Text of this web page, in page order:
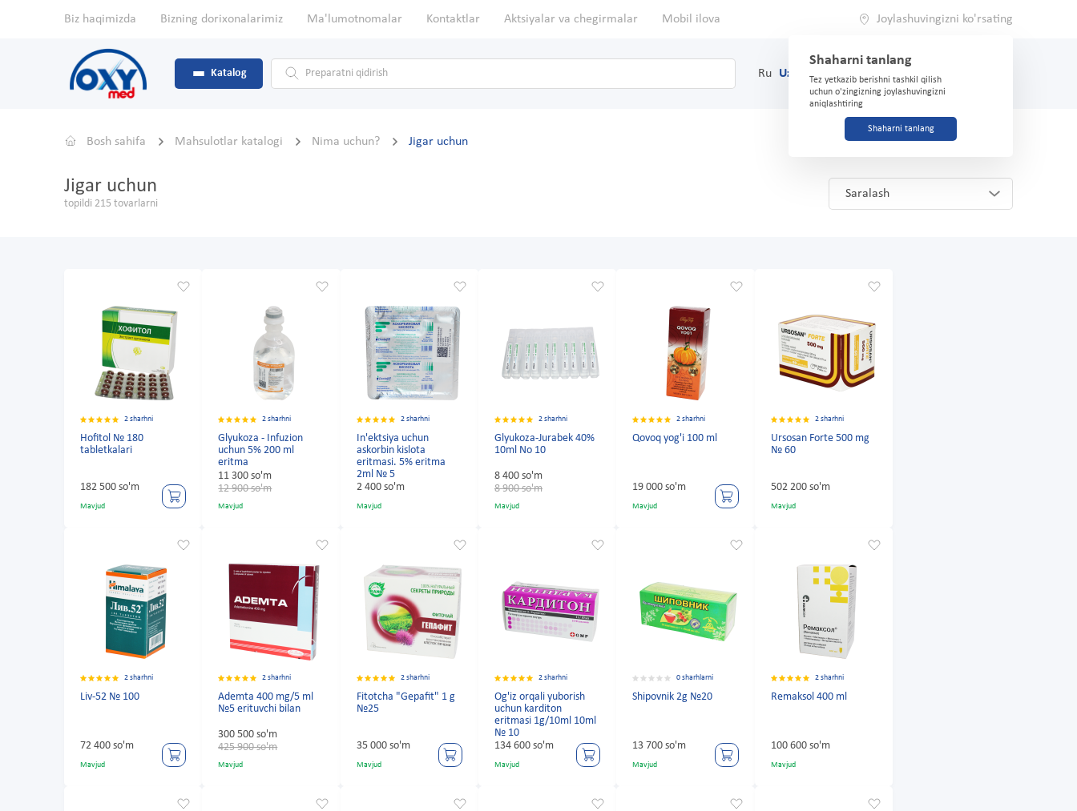
Biz haqimizda Bizning dorixonalarimiz Ma'lumotnomalar Kontaktlar Aktsiyalar va chegirmalar Mobil ilova Joylashuvingizni ko'rsating
Shaharni tanlang
Tez yetkazib berishni tashkil qilish
uchun o'zingizning joylashuvingizni
aniqlashtiring
Shaharni tanlang
Katalog Ru Uz (71) 200-03-03
Bosh sahifa Mahsulotlar katalogi Nima uchun? Jigar uchun
Jigar uchun
topildi 215 tovarlarni
Saralash
2 sharhni
Hofitol № 180
tabletkalari
182 500 so'm
Mavjud
2 sharhni
Glyukoza - Infuzion
uchun 5% 200 ml
eritma
11 300 so'm
12 900 so'm
Mavjud
2 sharhni
In'ektsiya uchun
askorbin kislota
eritmasi. 5% eritma
2ml № 5
2 400 so'm
Mavjud
2 sharhni
Glyukoza-Jurabek 40%
10ml No 10
8 400 so'm
8 900 so'm
Mavjud
2 sharhni
Qovoq yog'i 100 ml
19 000 so'm
Mavjud
2 sharhni
Ursosan Forte 500 mg
№ 60
502 200 so'm
Mavjud
2 sharhni
Liv-52 № 100
72 400 so'm
Mavjud
2 sharhni
Ademta 400 mg/5 ml
№5 erituvchi bilan
300 500 so'm
425 900 so'm
Mavjud
2 sharhni
Fitotcha "Gepafit" 1 g
№25
35 000 so'm
Mavjud
2 sharhni
Og'iz orqali yuborish
uchun karditon
eritmasi 1g/10ml 10ml
№ 10
134 600 so'm
Mavjud
0 sharhlarni
Shipovnik 2g №20
13 700 so'm
Mavjud
2 sharhni
Remaksol 400 ml
100 600 so'm
Mavjud